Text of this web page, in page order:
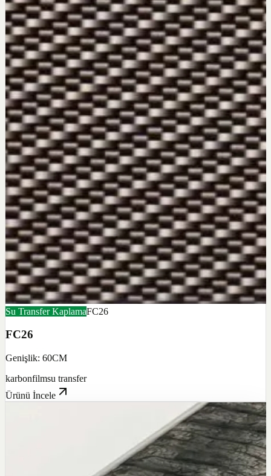
Su Transfer KaplamaFC26
FC26
Genişlik: 60CM
karbonfilmsu transfer
Ürünü İncele